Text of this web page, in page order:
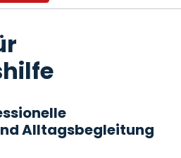
Alltagsbegleitung